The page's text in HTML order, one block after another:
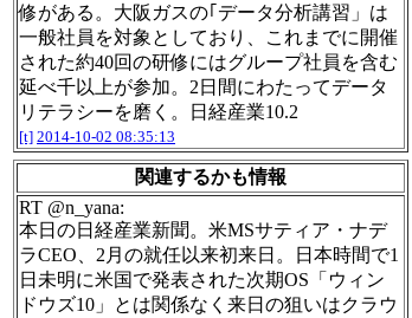
修がある。大阪ガスの｢データ分析講習」は
一般社員を対象としており、これまでに開催
された約40回の研修にはグループ社員を含む
延べ千以上が参加。2日間にわたってデータ
リテラシーを磨く。日経産業10.2
[t] 2014-10-02 08:35:13
関連するかも情報
RT @n_yana:
本日の日経産業新聞。米MSサティア・ナデ
ラCEO、2月の就任以来初来日。日本時間で1
日未明に米国で発表された次期OS「ウィン
ドウズ10」とは関係なく来日の狙いはクラウ